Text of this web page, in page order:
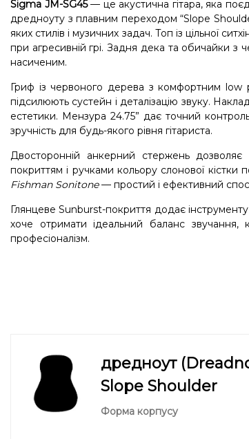
Sigma JM-SG45— це акустична гітара, яка
дредноуту з плавним переходом “Slope
яких стилів і музичних задач. Топ із цільної
при агресивній грі. Задня дека та обичайки з
насиченим.
Гриф із червоного дерева з комфортним low
підсилюють сустейн і деталізацію звуку.
естетики. Мензура 24.75” дає точний
зручність для будь-якого рівня гітариста.
Двосторонній анкерний стержень
покриттям і ручками кольору слонової кістки
Fishman Sonitone— простий і ефективний
Глянцеве Sunburst-покриття додає
хоче отримати ідеальний баланс
професіоналізм.
дредноут
Slope Shoulder
Форма корпусу